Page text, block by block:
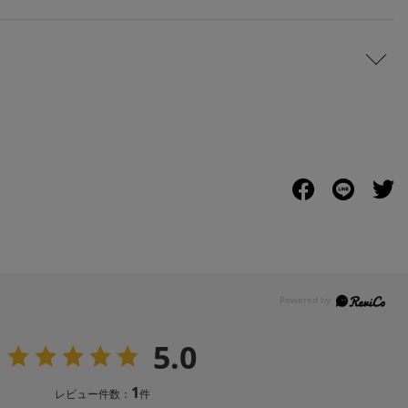
5.0
レビュー件数： 1件